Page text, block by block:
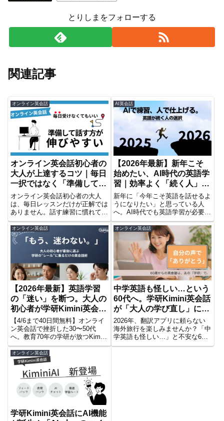
とりしまをフォローする
関連記事
オンライン英会話
オンライン英会話初心者の
大人が上達するコツ｜毎日
一択ではなく「準備して話
す」が大事な理由
オンライン英会話初心者の大人
は、毎日レッスンだけが正解では
ありません。話す練習に慣れてい
ない人向けに、準備して話す学び
方のコツと、Kimini英会話の月8
回プラン・Plus系プランの違いを
わかりやすく解説します。
AI英会話
【2026年最新】新年こそ
始めたい、AI時代の英語学
習｜効率よく「続く人」が
選んだAI×人の学び方
新年に「今年こそ英語を話せるよ
うになりたい」と思っている人
へ。AI時代でも英語学習が必要な
理由と、AIで練習・講師で仕上げ
る“続く人”の学び方を整理しまし
た。AIアプリとオンライン英会話
の選び方も紹介。
オンライン英会話
【2026年最新】英語学習
の「迷い」を断つ。大人の
初心者が学研Kimini英会話
のレールを選ぶべき理由
【4/6まで40日間無料】オンライ
ン英会話で挫折した30〜50代
へ。教育70年の学研が放つKimini
英会話は、AIと教材が「進むべき
道」をすべて提示する。講師との
沈黙が怖い初心者のために、最新
AIが予習から復習まで徹底サポー
ト。迷わず話せる「手すり付きの
階段」で、今年こそ英語を自分の
ものに。
オンライン英会話
中学英語も怪しい…という
60代へ。学研Kimini英会話
が「大人の学び直し」に選
ばれる理由
2026年、翻訳アプリに頼らない
海外旅行を楽しみませんか？「中
学英語も怪しい…」と不安な60
代に学研Kimini英会話が選ばれる
オンライン英会話
学研Kimini英会話にAI機能